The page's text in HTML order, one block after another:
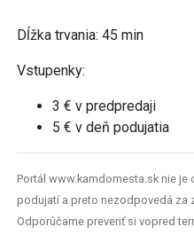
Dĺžka trvania: 45 min
Vstupenky:
3 € v predpredaji
5 € v deň podujatia
Portál www.kamdomesta.sk nie je
podujatí a preto nezodpovedá za
Odporúčame preveriť si vopred